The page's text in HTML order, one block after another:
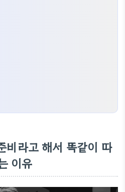
비라고 해서 똑같이 따
이유